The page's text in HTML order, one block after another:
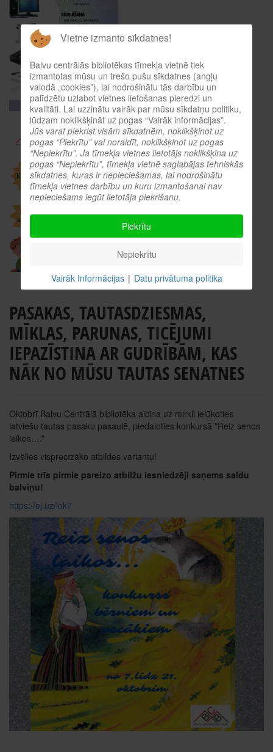
PASAKAS, TAUTASDZIESMAS,
MĪKLAS, PARUNAS, TICĒJUMI
IEPAZĪSTINA AR GUDRĪBĀM, KAS
NĀK NO MŪSU TAUTAS SENATNES
Oktobrī Balvu Centrālā bibliotēka aicina uz mirkli ielūkoties
latviešu tautas pasaku pasaulē, piedaloties konkursā ”Reiz senos
laikos….”
Izvēlies visprecīzāko atbildes variantu!
Pirmie trīs pirmie pareizo atbilžu iesniedzēji saņems saldu
balviņu!
https://ej.uz/iok7
Vietne izmanto sīkdatnes!
Balvu centrālās bibliotēkas tīmekļa vietnē tiek
izmantotas mūsu un trešo pušu sīkdatnes (angļu
valodā „cookies”), lai nodrošinātu tās darbību un
palīdzētu uzlabot vietnes lietošanas pieredzi un
kvalitāti. Lai uzzinātu vairāk par mūsu sīkdatņu politiku,
lūdzam noklikšķināt uz pogas “Vairāk informācijas”.
Jūs varat piekrist visām sīkdatnēm, noklikšķinot uz
pogas “Piekrītu” vai noraidīt, noklikšķinot uz pogas
“Nepiekrītu”. Ja tīmekļa vietnes lietotājs noklikšķina uz
pogas “Nepiekrītu”, tīmekļa vietnē saglabājas tehniskās
sīkdatnes, kuras ir nepieciešamas, lai nodrošinātu
tīmekļa vietnes darbību un kuru izmantošanai nav
nepieciešams iegūt lietotāja piekrišanu.
Piekrītu
Nepiekrītu
Vairāk Informācijas | Datu privātuma politika